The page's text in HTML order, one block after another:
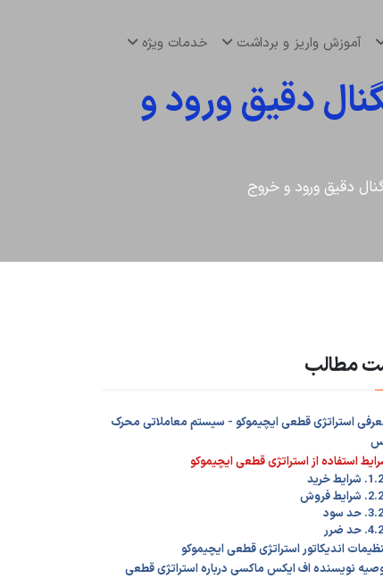
آموزش واریز و برداشت خدمات ویژه
دقیق ورود و
دقیق ورود و خروج
مطالب
استراتژی قطعی ایچیموکو - سیستم معاملاتی محرک
1.2. شرایط خرید
2.2. شرایط فروش
3.2. حد سود
4.2. حد ضرر
نویسنده اف ایکس ماکسی درباره استراتژی قطعی